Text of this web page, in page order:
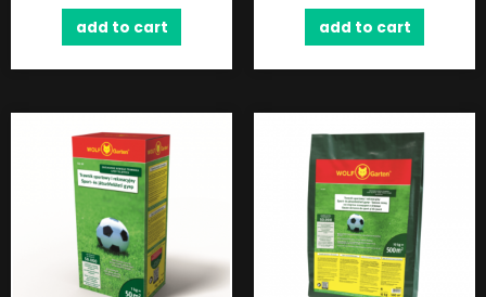
add to cart add to cart